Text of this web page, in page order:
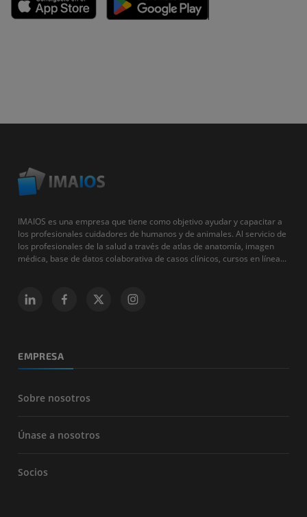
IMAIOS es una empresa que tiene como objetivo ayudar y capacitar a
los profesionales cuidadores de humanos y de animales. Al servicio de
los profesionales de la salud a través de atlas de anatomía, imagen
médica, base de datos colaborativa de casos clínicos, cursos en línea...
EMPRESA
Sobre nosotros
Únase a nosotros
Socios